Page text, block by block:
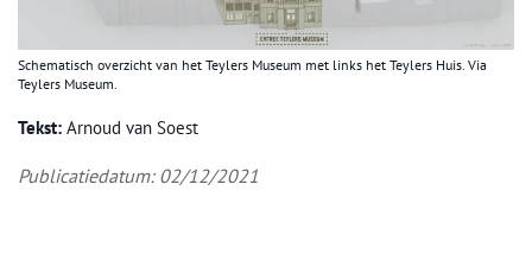
Schematisch overzicht van het Teylers Museum met links het Teylers Huis. Via
Teylers Museum.
Tekst: Arnoud van Soest
Publicatiedatum: 02/12/2021